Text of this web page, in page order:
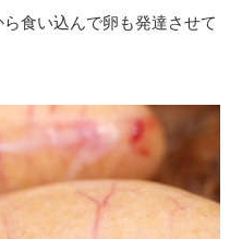
食い込んで卵も発達させて